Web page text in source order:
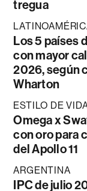
tregua
Los 5 países
con mayor
2026, según
Wharton
ESTILO DE
Omega x
con oro para
del Apollo 11
ARGENTINA
IPC de julio